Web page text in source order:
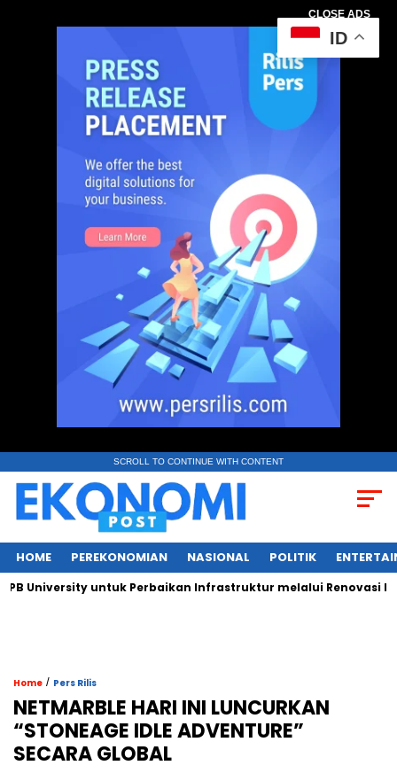
CLOSE ADS
SCROLL TO CONTINUE WITH CONTENT
HOME PEREKONOMIAN NASIONAL POLITIK
untuk Perbaikan Infrastruktur melalui Renovasi
Home / Pers Rilis
NETMARBLE HARI INI LUNCURKAN
“STONEAGE IDLE ADVENTURE”
SECARA GLOBAL
ID